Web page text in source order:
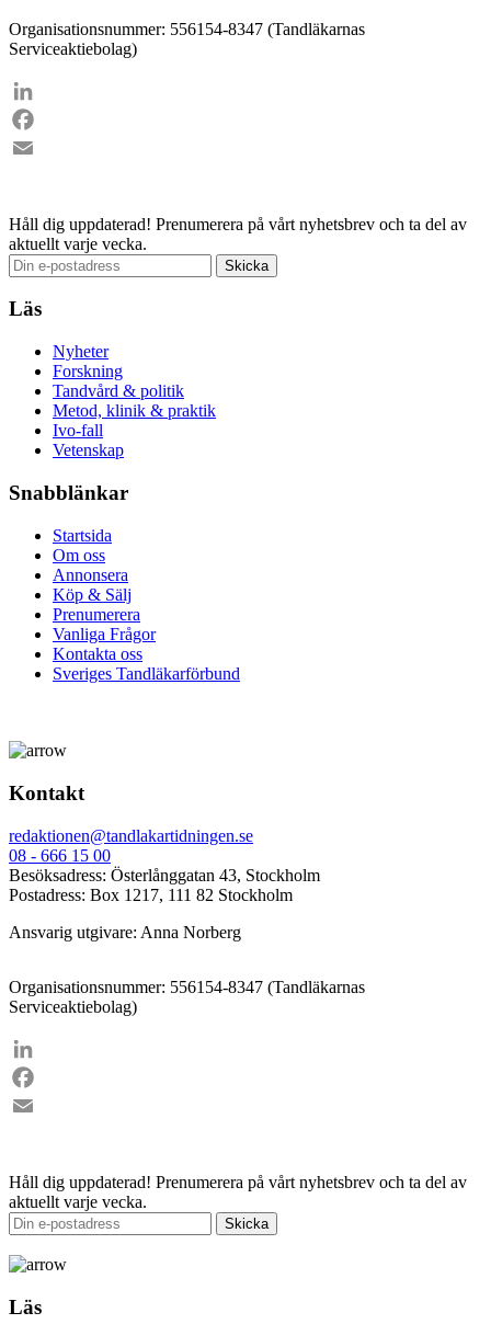
Organisationsnummer: 556154-8347 (Tandläkarnas
Serviceaktiebolag)
LinkedIn
Facebook
Håll dig uppdaterad! Prenumerera på vårt nyhetsbrev och ta del av
aktuellt varje vecka.
Läs
Nyheter
Forskning
Tandvård & politik
Metod, klinik & praktik
Ivo-fall
Vetenskap
Snabblänkar
Startsida
Om oss
Annonsera
Köp & Sälj
Prenumerera
Vanliga Frågor
Kontakta oss
Sveriges Tandläkarförbund
Kontakt
redaktionen@tandlakartidningen.se
08 - 666 15 00
Besöksadress: Österlånggatan 43, Stockholm
Postadress: Box 1217, 111 82 Stockholm
Ansvarig utgivare: Anna Norberg
Organisationsnummer: 556154-8347 (Tandläkarnas
Serviceaktiebolag)
LinkedIn
Facebook
Håll dig uppdaterad! Prenumerera på vårt nyhetsbrev och ta del av
aktuellt varje vecka.
Läs